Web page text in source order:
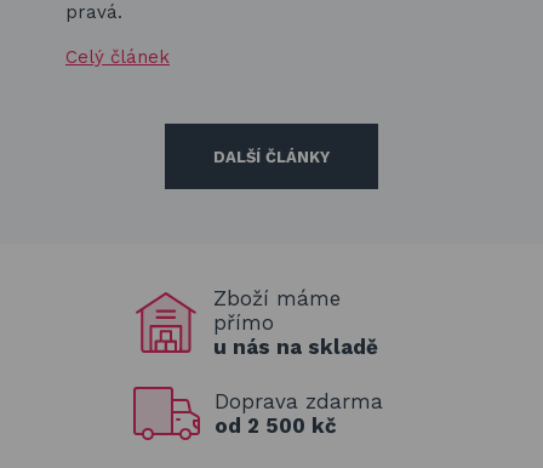
pravá.
Celý článek
DALŠÍ ČLÁNKY
Zboží máme
přímo
u nás na skladě
Doprava zdarma
od 2 500 kč